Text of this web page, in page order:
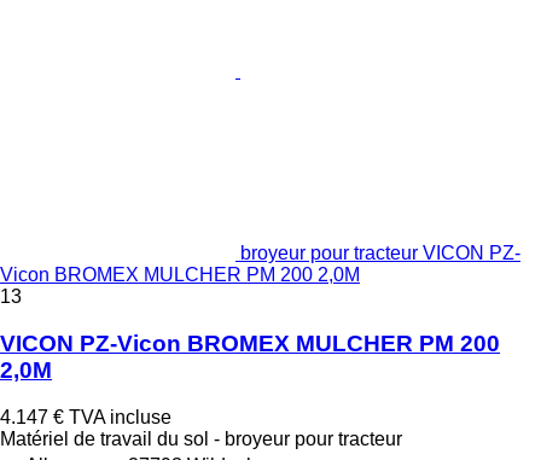
broyeur pour tracteur VICON PZ-
Vicon BROMEX MULCHER PM 200 2,0M
13
VICON PZ-Vicon BROMEX MULCHER PM 200
2,0M
4.147 € TVA incluse
Matériel de travail du sol - broyeur pour tracteur